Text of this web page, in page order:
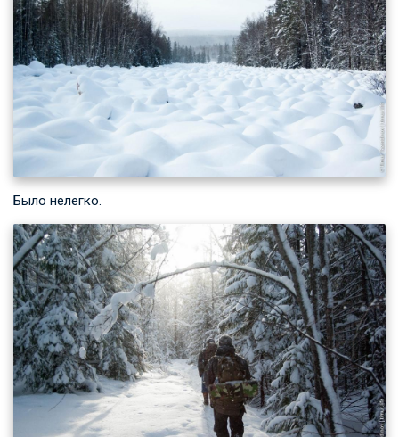
Было нелегко.